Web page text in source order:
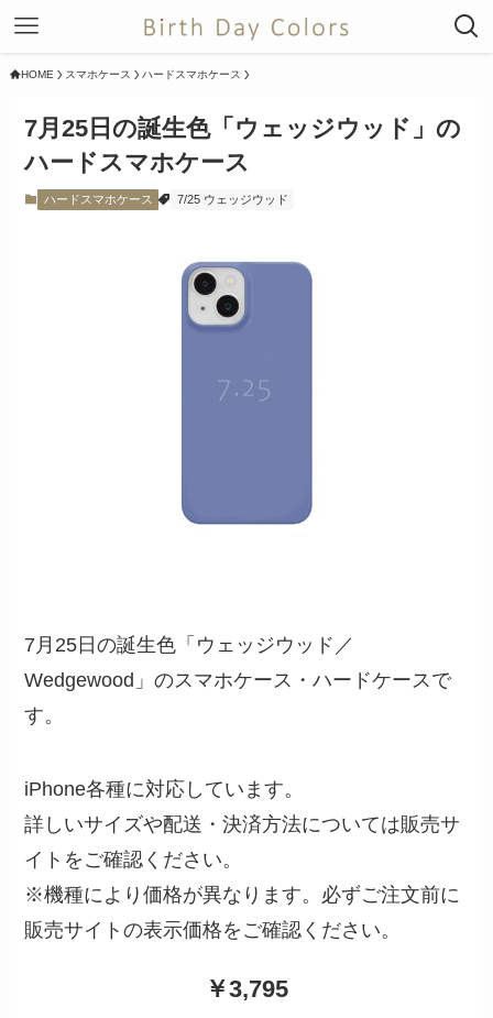
HOME スマホケース ハードスマホケース
7月25日の誕生色「ウェッジウッド」の
ハードスマホケース
ハードスマホケース 7/25 ウェッジウッド
7月25日の誕生色「ウェッジウッド／
Wedgewood」のスマホケース・ハードケースで
す。
iPhone各種に対応しています。
詳しいサイズや配送・決済方法については販売サ
イトをご確認ください。
※機種により価格が異なります。必ずご注文前に
販売サイトの表示価格をご確認ください。
￥3,795